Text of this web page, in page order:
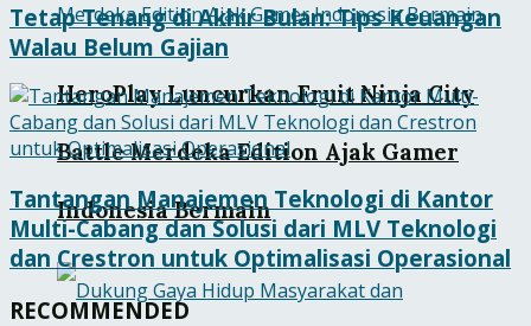
HeroPlay Luncurkan Fruit Ninja City
Battle Merdeka Edition Ajak Gamer
Indonesia Bermain
Tetap Tenang di Akhir Bulan: Tips Keuangan
Walau Belum Gajian
Tantangan Manajemen Teknologi di Kantor
Multi-Cabang dan Solusi dari MLV Teknologi
dan Crestron untuk Optimalisasi Operasional
RECOMMENDED